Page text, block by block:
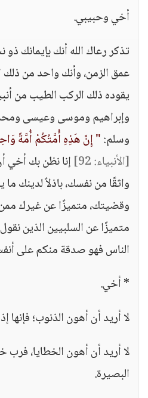
أخي وحبيبي.
تذكر رعاك الله أنك بإيمانك
عمق الزمن، وأنك واحد من ذلك
يقوده ذلك الركب الطيب من
وإبراهيم وموسى وعيسى
وسلم:" إِنَّ هَذِهِ أُمَّتُكُمْ أُمَّةً
[الأنبياء: 92]
إنا نظن بك أخي
واثقًا من نفسك، باذلاً لدينك ما
وقضيتك، متميزًا عن غيرك ممن
متميزًا عن السلبيين الذين
الناس فهو صدقة منكم على
* أخي.
لا أريد أن أهون الذنوب؛
لا أريد أن أهون الخطايا،
البصيرة.